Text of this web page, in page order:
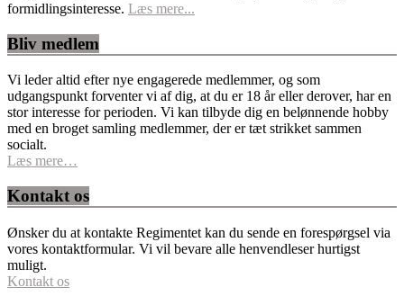
formidlingsinteresse. Læs mere...
Bliv medlem
Vi leder altid efter nye engagerede medlemmer, og som
udgangspunkt forventer vi af dig, at du er 18 år eller derover, har en
stor interesse for perioden. Vi kan tilbyde dig en belønnende hobby
med en broget samling medlemmer, der er tæt strikket sammen
socialt.
Læs mere…
Kontakt os
Ønsker du at kontakte Regimentet kan du sende en forespørgsel via
vores kontaktformular. Vi vil bevare alle henvendleser hurtigst
muligt.
Kontakt os